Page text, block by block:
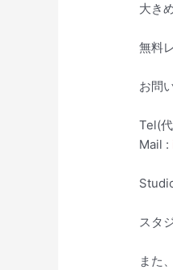
大き
無料
お問
Tel(
Mail :
スタ
また